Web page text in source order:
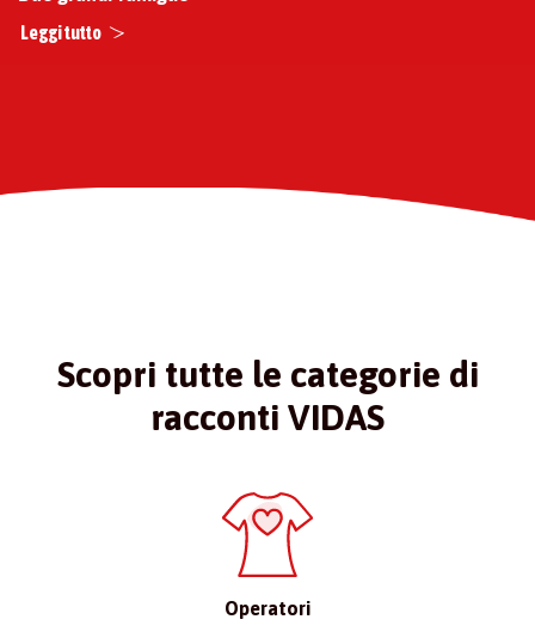
Leggi tutto
Scopri tutte le categorie di
racconti VIDAS
Operatori